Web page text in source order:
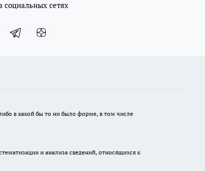
сетях
в какой бы то ни было форме, в том числе
и анализа сведений, относящихся к